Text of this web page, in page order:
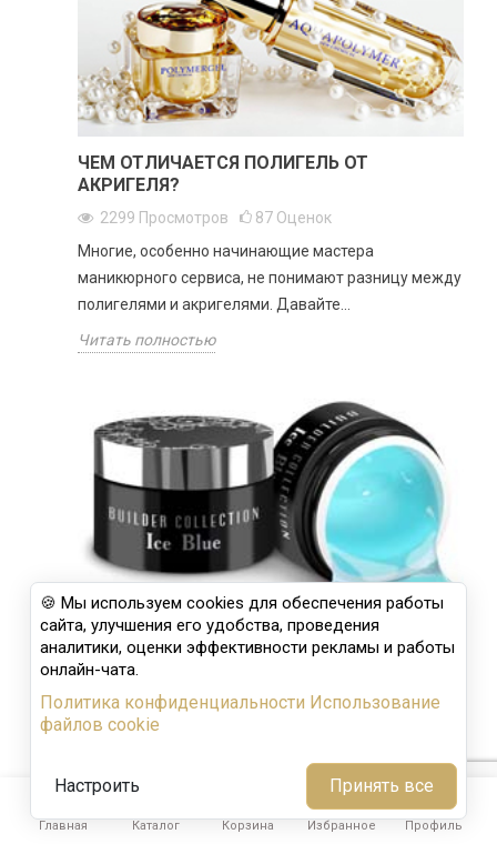
ЧЕМ ОТЛИЧАЕТСЯ ПОЛИГЕЛЬ ОТ
АКРИГЕЛЯ?
2299 Просмотров 87 Оценок
Многие, особенно начинающие мастера
маникюрного сервиса, не понимают разницу между
полигелями и акригелями. Давайте...
Читать полностью
BUILDER GEL. САМЫЕ ЖЁСТКИЕ И КРЕПКИЕ
В МИРЕ ГЕЛИ ДЛЯ МОДЕЛИРОВАНИЯ.
6388Просмотров
Для мастера по маникюру очень важно качество и
долговечность покрытия на ногтях клиента.
Профессионал ногтевого...
🍪 Мы используем cookies для обеспечения работы
сайта, улучшения его удобства, проведения
аналитики, оценки эффективности рекламы и работы
онлайн-чата.
Политика конфиденциальности Использование
файлов cookie
Настроить Принять все
Главная Каталог Корзина

Избранное Профиль